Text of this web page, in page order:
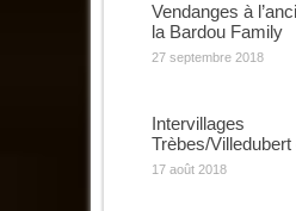
Vendanges à
la Bardou Family
27 septembre 2018
Intervillages
Trèbes/
17 août 2018